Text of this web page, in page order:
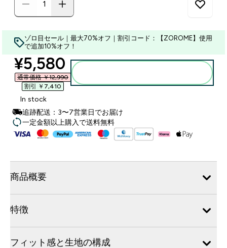
ゾロ目セール｜最大70%オフ｜割引コード：【ZOROME】使用
で追加10%オフ！
discounted price
¥5,580‎
通常価格 ￥12,990‎
割引 ￥7,410‎
In stock
追跡配送：3〜7営業日でお届け
一定金額以上購入で送料無料
商品概要
特徴
フィット感と生地の構成